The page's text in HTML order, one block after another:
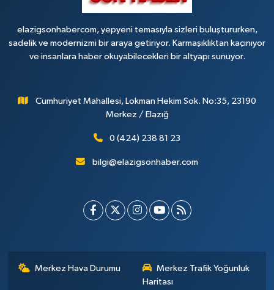
elazigsonhabercom, yepyeni temasıyla sizleri buluştururken,
sadelik ve modernizmi bir araya getiriyor. Karmaşıklıktan kaçınıyor
ve insanlara haber okuyabilecekleri bir altyapı sunuyor.
Cumhuriyet Mahallesi, Lokman Hekim Sok. No:35, 23190
Merkez / Elazığ
0 (424) 238 81 23
bilgi@elazigsonhaber.com
Merkez Hava Durumu
Merkez Trafik Yoğunluk
Haritası